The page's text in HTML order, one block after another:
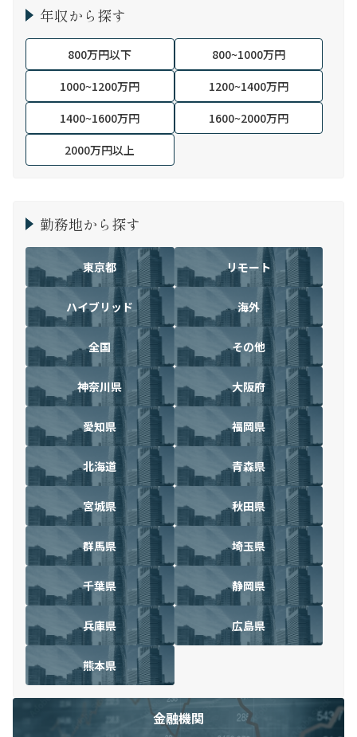
年収から探す
800万円以下
800~1000万円
1000~1200万円
1200~1400万円
1400~1600万円
1600~2000万円
2000万円以上
勤務地から探す
東京都 リモート
ハイブリッド 海外
全国 その他
神奈川県 大阪府
愛知県 福岡県
北海道 青森県
宮城県 秋田県
群馬県 埼玉県
千葉県 静岡県
兵庫県 広島県
熊本県
金融機関